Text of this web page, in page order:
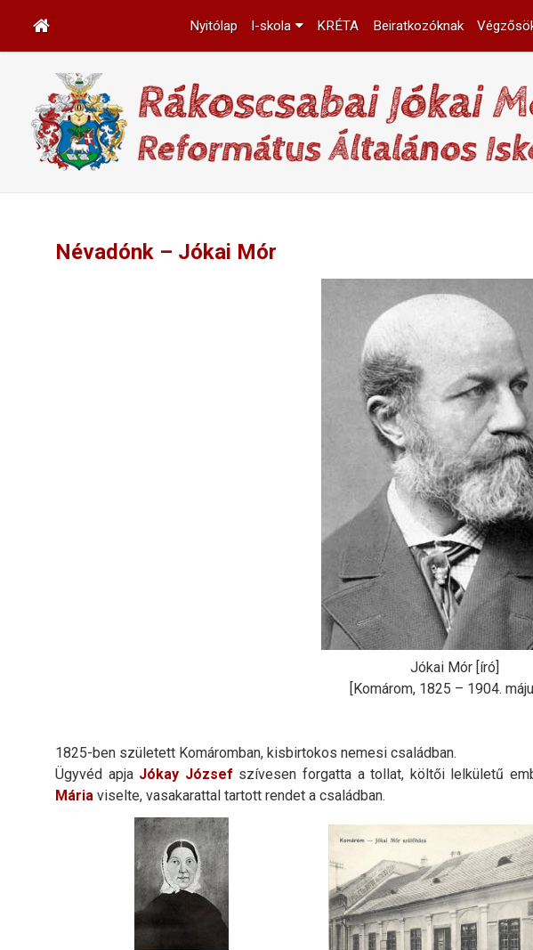
Nyitólap I-skola KRÉTA Beiratkozóknak
Névadónk – Jókai Mór
Jókai Mór [író]
[Komárom, 1825 – 1904.
1825-ben született Komáromban, kisbirtokos nemesi családban.
Ügyvéd apja Jókay József szívesen forgatta a tollat, költői lelkületű
Mária viselte, vasakarattal tartott rendet a családban.